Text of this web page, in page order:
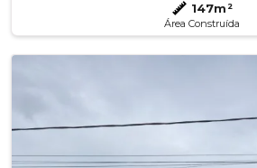
147m²
Área Construída